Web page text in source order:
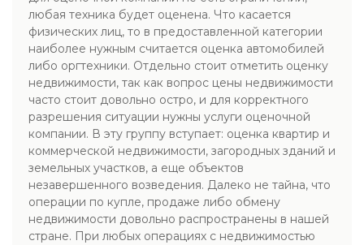
любая техника будет оценена. Что касается
физических лиц, то в предоставленной категории
наиболее нужным считается оценка автомобилей
либо оргтехники. Отдельно стоит отметить оценку
недвижимости, так как вопрос цены недвижимости
часто стоит довольно остро, и для корректного
разрешения ситуации нужны услуги оценочной
компании. В эту группу вступает: оценка квартир и
коммерческой недвижимости, загородных зданий и
земельных участков, а еще объектов
незавершенного возведения. Далеко не тайна, что
операции по купле, продаже либо обмену
недвижимости довольно распространены в нашей
стране. При любых операциях с недвижимостью